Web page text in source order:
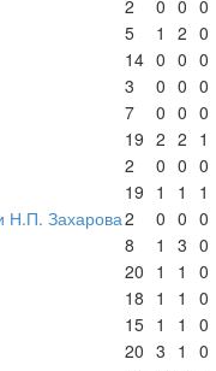
2 0 0 0
5 1 2 0
14 0 0 0
3 0 0 0
7 0 0 0
19 2 2 1
2 0 0 0
19 1 1
1
Н.П. Захарова2 0 0 0
8 1 3 0
20 1 1
0
18 1 1
0
15 1 1
0
20 3 1
0